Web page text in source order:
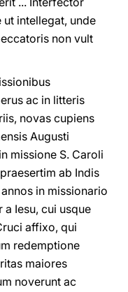
intellegat, unde
non vult
ac in litteris
novas cupiens
Augusti
missione S. Caroli
ab Indis
in missionario
Iesu, cui usque
affixo, qui
redemptione
maiores
noverunt ac